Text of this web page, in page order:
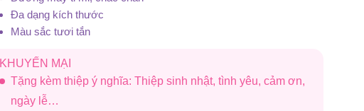
Đa dạng kích thước
Màu sắc tươi tắn
KHUYẾN MẠI
Tặng kèm thiệp ý nghĩa: Thiệp sinh nhật, tình yêu, cảm ơn,
ngày lễ…